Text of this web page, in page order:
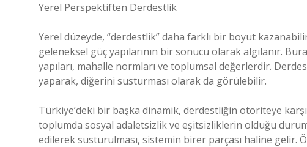
Yerel Perspektiften Derdestlik
Yerel düzeyde, “derdestlik” daha farklı bir boyut
geleneksel güç yapılarının bir sonucu olarak algılanır.
yapıları, mahalle normları ve toplumsal değerlerdir.
yaparak, diğerini susturması olarak da görülebilir.
Türkiye’deki bir başka dinamik, derdestliğin otoriteye
toplumda sosyal adaletsizlik ve eşitsizliklerin olduğu
edilerek susturulması, sistemin birer parçası haline